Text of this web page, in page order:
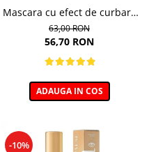
Mascara cu efect de curbare
si lifting, Cheeky - 11ml
63,00 RON
56,70 RON
ADAUGA IN COS
-10%